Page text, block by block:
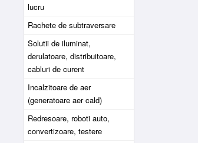
lucru
Rachete de subtraversare
Solutii de iluminat,
derulatoare, distribuitoare,
cabluri de curent
Incalzitoare de aer
(generatoare aer cald)
Redresoare, roboti auto,
convertizoare, testere